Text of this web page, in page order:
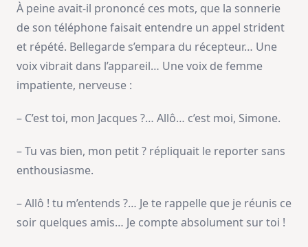
À peine avait-il prononcé ces mots, que la sonnerie
de son téléphone faisait entendre un appel strident
et répété. Bellegarde s’empara du récepteur… Une
voix vibrait dans l’appareil… Une voix de femme
impatiente, nerveuse :
– C’est toi, mon Jacques ?… Allô… c’est moi, Simone.
– Tu vas bien, mon petit ? répliquait le reporter sans
enthousiasme.
– Allô ! tu m’entends ?… Je te rappelle que je réunis ce
soir quelques amis… Je compte absolument sur toi !